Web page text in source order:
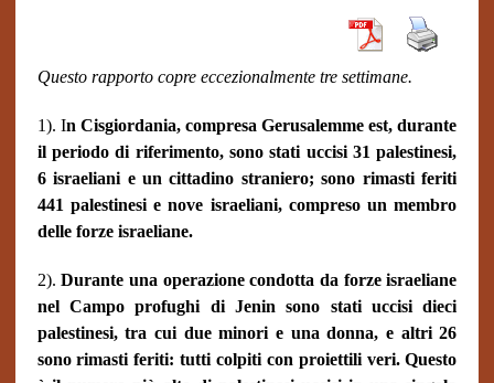
Questo rapporto copre eccezionalmente tre settimane.
1). In Cisgiordania, compresa Gerusalemme est, durante
il periodo di riferimento, sono stati uccisi 31 palestinesi,
6 israeliani e un cittadino straniero; sono rimasti feriti
441 palestinesi e nove israeliani, compreso un membro
delle forze israeliane.
2).Durante una operazione condotta da forze israeliane
nel Campo profughi di Jenin sono stati uccisi dieci
palestinesi, tra cui due minori e una donna, e altri 26
sono rimasti feriti: tutti colpiti con proiettili veri. Questo